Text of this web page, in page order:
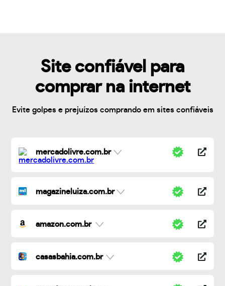
Site confiável para
comprar na internet
Evite golpes e prejuízos comprando em sites confiáveis
mercadolivre.com.br
magazineluiza.com.br
amazon.com.br
casasbahia.com.br